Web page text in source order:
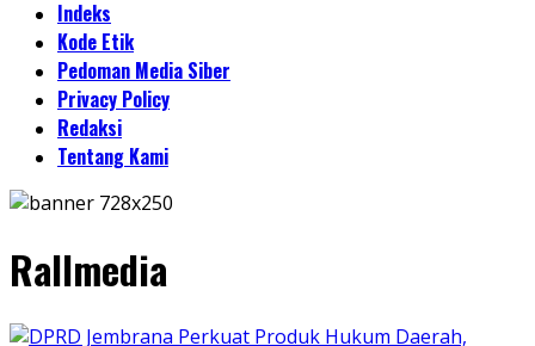
Indeks
Kode Etik
Pedoman Media Siber
Privacy Policy
Redaksi
Tentang Kami
Rallmedia